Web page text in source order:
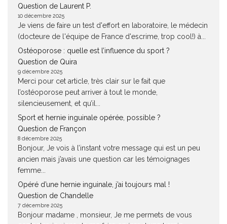
Question de Laurent P.
10 décembre 2025
Je viens de faire un test d'effort en laboratoire, le médecin
(docteure de l'équipe de France d'escrime, trop cool!) à...
Ostéoporose : quelle est l’influence du sport ?
Question de Quira
9 décembre 2025
Merci pour cet article, très clair sur le fait que
l’ostéoporose peut arriver à tout le monde,
silencieusement, et qu’il...
Sport et hernie inguinale opérée, possible ?
Question de Françon
8 décembre 2025
Bonjour, Je vois à l’instant votre message qui est un peu
ancien mais j’avais une question car les témoignages
femme...
Opéré d’une hernie inguinale, j’ai toujours mal !
Question de Chandelle
7 décembre 2025
Bonjour madame , monsieur, Je me permets de vous